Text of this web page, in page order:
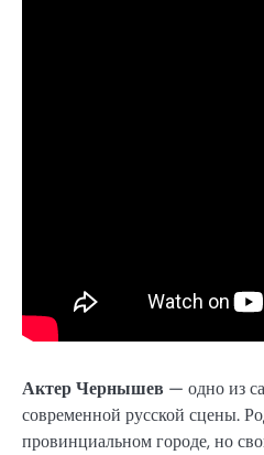
Актер Чернышев — одно из
современной русской сцены.
провинциальном городе, но